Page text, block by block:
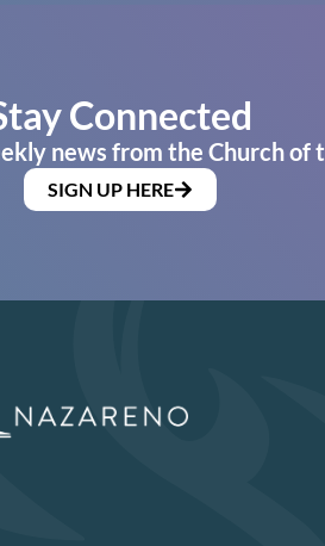
Connected
news from the Church of
SIGN UP HERE